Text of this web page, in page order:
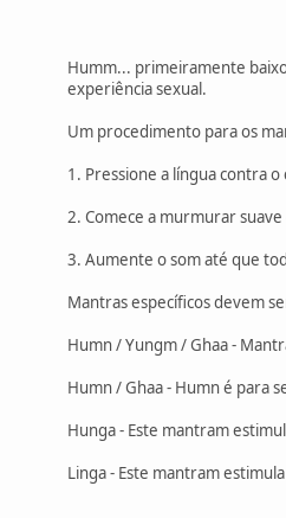
Humm... primeiramente
experiência sexual.
Um procedimento para os
1. Pressione a língua contra
2. Comece a murmurar
3. Aumente o som até que
Mantras específicos devem
Humn / Yungm / Ghaa -
Humn / Ghaa - Humn é para
Hunga - Este mantram
Linga - Este mantram